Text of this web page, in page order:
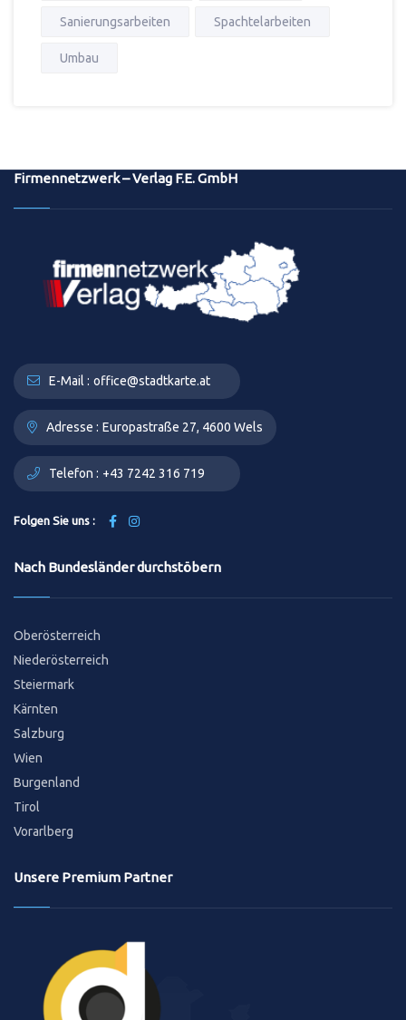
Sanierungsarbeiten Spachtelarbeiten
Umbau
Firmennetzwerk – Verlag F.E. GmbH
E-Mail : office@stadtkarte.at
Adresse : Europastraße 27, 4600 Wels
Telefon : +43 7242 316 719
Folgen Sie uns :
Nach Bundesländer durchstöbern
Oberösterreich
Niederösterreich
Steiermark
Kärnten
Salzburg
Wien
Burgenland
Tirol
Vorarlberg
Unsere Premium Partner